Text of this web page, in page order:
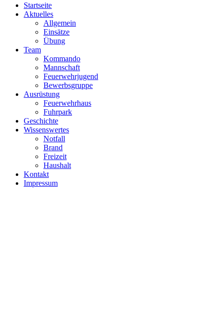
Startseite
Aktuelles
Allgemein
Einsätze
Übung
Team
Kommando
Mannschaft
Feuerwehrjugend
Bewerbsgruppe
Ausrüstung
Feuerwehrhaus
Fuhrpark
Geschichte
Wissenswertes
Notfall
Brand
Freizeit
Haushalt
Kontakt
Impressum